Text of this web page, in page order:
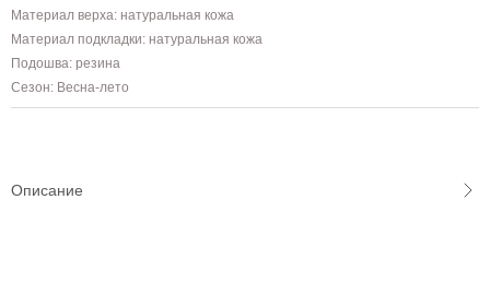
Материал верха: натуральная кожа
Материал подкладки: натуральная кожа
Подошва: резина
Сезон: Весна-лето
Описание